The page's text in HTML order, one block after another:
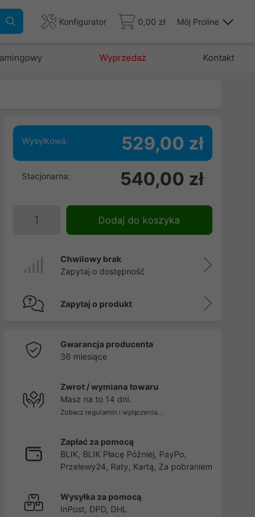
Konfigurator 0,00 zł Mój Proline
Wyprzedaż Kontakt
Wysyłkowa: 529,00 zł
Stacjonarna: 540,00 zł
Dodaj do koszyka
Chwilowy brak
Zapytaj o dostępność
Zapytaj o produkt
Gwarancja producenta
36 miesiące
Zwrot / wymiana towaru
Masz na to 14 dni.
Zobacz regulamin i wyłączenia...
Zapłać za pomocą
BLIK, BLIK Płacę Później, PayPo,
Przelewy24, Raty, Kartą, Za pobraniem
Wysyłka za pomocą
InPost, DPD, DHL